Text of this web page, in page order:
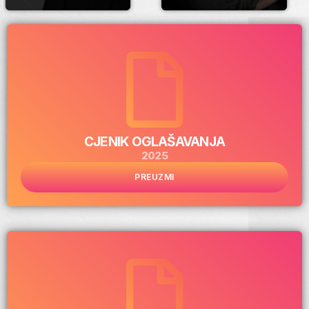
CJENIK OGLAŠAVANJA
2025
PREUZMI